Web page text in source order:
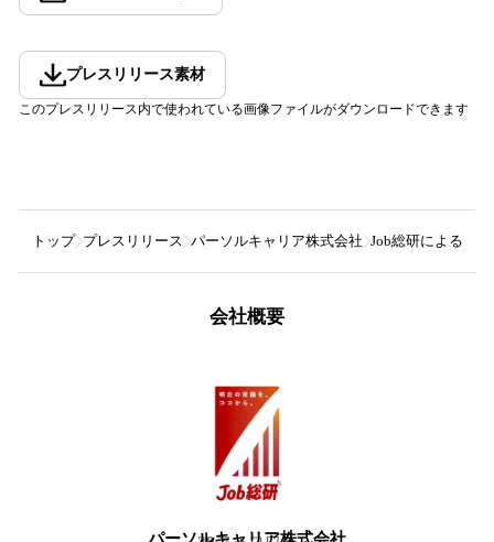
プレスリリース素材
このプレスリリース内で使われている画像ファイルがダウンロードできます
トップ プレスリリース パーソルキャリア株式会社 Job総研による『
会社概要